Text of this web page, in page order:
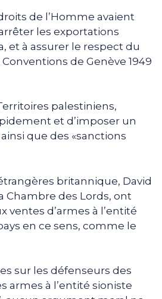
de l’Homme avaient
les exportations
et à assurer le respect du
de Genève 1949
palestiniens,
et d’imposer un
que des «sanctions
britannique, David
Chambre des Lords, ont
d’armes à l’entité
en ce sens, comme le
sur les défenseurs des
armes à l’entité sioniste